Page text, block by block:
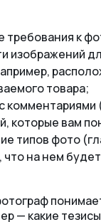
требования к
изображений
товара;
комментариями
которые вам
типов фото
что на нем
— какие тезисы